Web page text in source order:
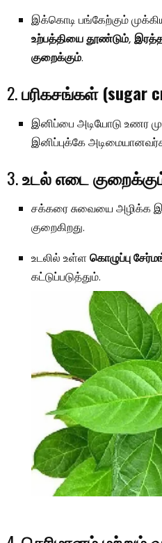
இக்கொடி பங்கேற்கும்
உற்பத்தியை தூண்டும்,
குறைக்கும்.
2.பரிகசங்கள் (sugar
இனிப்பை அடியோடு உணர
இனிப்புக்கே
3.உடல் எடை
சக்கரை சுவையை அழிக்க
குறைகிறது.
உடலில் உள்ளகொழுப்பு
கட்டுப்படுத்தும்.